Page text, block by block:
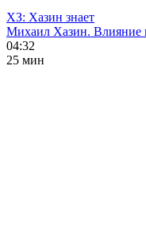
ХЗ: Хазин знает
Михаил Хазин. Влияние
04:32
25 мин